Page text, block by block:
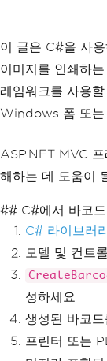
이 글은 C#을 사
이미지를 인쇄하
레임워크를 사용
Windows 폼 또는
ASP.NET MVC 프
해하는 데 도움이
## C#에서 바코
C# 라이브러
모델 및 컨트
성하세요
생성된 바코
프린터 또는